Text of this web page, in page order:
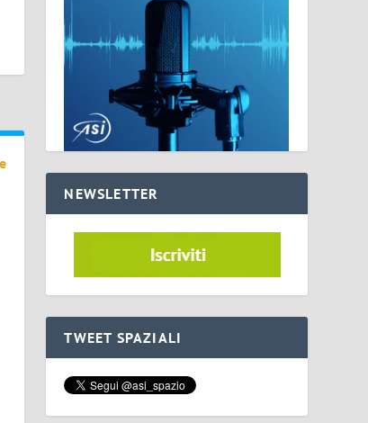
NEWSLETTER
TWEET SPAZIALI